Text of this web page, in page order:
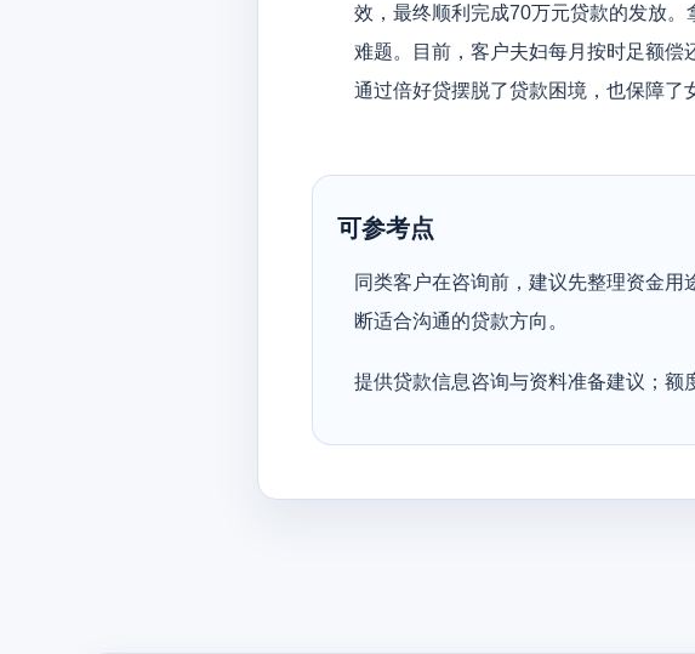
效，最终顺利完成70万元贷款的发放
难题。目前，客户夫妇每月按时足额
通过倍好贷摆脱了贷款困境，也保障了
可参考点
同类客户在咨询前，建议先整理资金
断适合沟通的贷款方向。
提供贷款信息咨询与资料准备建议；额